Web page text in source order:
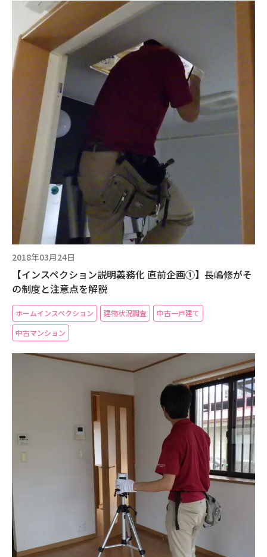
2018年03月24日
【インスペクション説明義務化 直前企画①】長嶋修がそ
の制度と注意点を解説
ホームインスペクション 建物状況調査
中古一戸建て
中古マンション